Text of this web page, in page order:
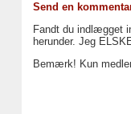
Send en
Fandt du indlægget
herunder. Jeg
Bemærk! Kun